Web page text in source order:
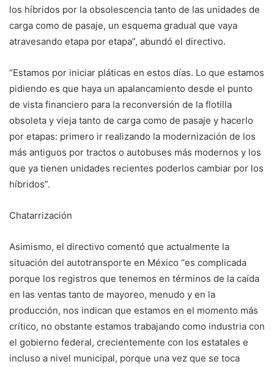
los híbridos por la obsolescencia tanto de las unidades de
carga como de pasaje, un esquema gradual que vaya
atravesando etapa por etapa”, abundó el directivo.
“Estamos por iniciar pláticas en estos días. Lo que estamos
pidiendo es que haya un apalancamiento desde el punto
de vista financiero para la reconversión de la flotilla
obsoleta y vieja tanto de carga como de pasaje y hacerlo
por etapas: primero ir realizando la modernización de los
más antiguos por tractos o autobuses más modernos y los
que ya tienen unidades recientes poderlos cambiar por los
híbridos”.
Chatarrización
Asimismo, el directivo comentó que actualmente la
situación del autotransporte en México “es complicada
porque los registros que tenemos en términos de la caída
en las ventas tanto de mayoreo, menudo y en la
producción, nos indican que estamos en el momento más
crítico, no obstante estamos trabajando como industria con
el gobierno federal, crecientemente con los estatales e
incluso a nivel municipal, porque una vez que se toca